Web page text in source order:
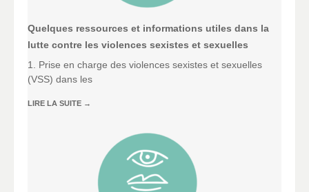
Quelques ressources et informations utiles dans la
lutte contre les violences sexistes et sexuelles
1. Prise en charge des violences sexistes et sexuelles
(VSS) dans les
LIRE LA SUITE →